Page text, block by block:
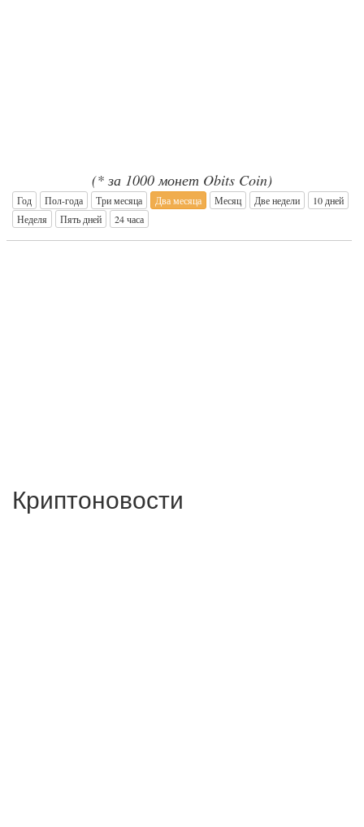
(* за 1000 монет Obits Coin)
Год Пол-года Три месяца Два месяца Месяц Две недели
10 дней
Неделя
Пять дней 24 часа
Криптоновости